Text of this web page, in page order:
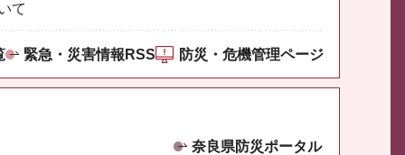
て
緊急・災害情報RSS 防災・危機管理ページ
奈良県防災ポータル